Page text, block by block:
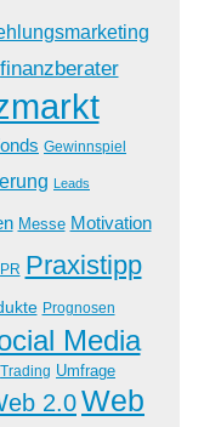
finanzberater
Gewinnspiel
Leads
Messe Motivation
PR Praxistipp
Prognosen
Media
Trading Umfrage
2.0Web